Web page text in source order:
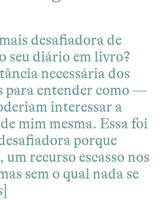
desafiadora de
seu diário em livro?
necessária dos
para entender como —
interessar a
mim mesma. Essa foi
porque
recurso escasso nos
sem o qual nada se